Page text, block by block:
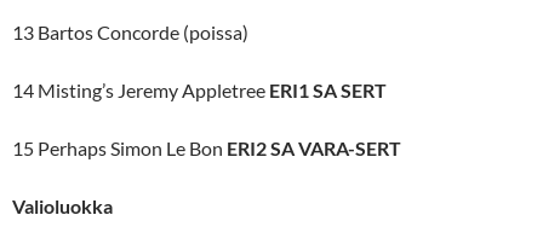
13 Bartos Concorde (poissa)
14 Misting’s Jeremy Appletree ERI1 SA SERT
15 Perhaps Simon Le Bon ERI2 SA VARA-SERT
Valioluokka